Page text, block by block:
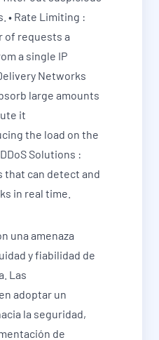
• Rate Limiting :
of requests a
a single IP
Networks
large amounts
it
the load on the
Solutions :
that can detect and
in real time.
una amenaza
y fiabilidad de
Las
adoptar un
la seguridad,
de